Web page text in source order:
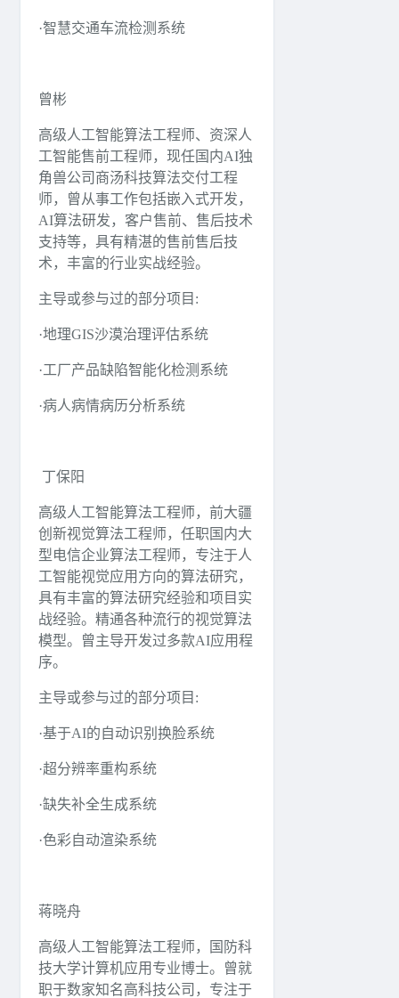
·智慧交通车流检测系统
曾彬
高级人工智能算法工程师、资深人
工智能售前工程师，现任国内AI独
角兽公司商汤科技算法交付工程
师，曾从事工作包括嵌入式开发，
AI算法研发，客户售前、售后技术
支持等，具有精湛的售前售后技
术，丰富的行业实战经验。
主导或参与过的部分项目:
·地理GIS沙漠治理评估系统
·工厂产品缺陷智能化检测系统
·病人病情病历分析系统
丁保阳
高级人工智能算法工程师，前大疆
创新视觉算法工程师，任职国内大
型电信企业算法工程师，专注于人
工智能视觉应用方向的算法研究，
具有丰富的算法研究经验和项目实
战经验。精通各种流行的视觉算法
模型。曾主导开发过多款AI应用程
序。
主导或参与过的部分项目:
·基于AI的自动识别换脸系统
·超分辨率重构系统
·缺失补全生成系统
·色彩自动渲染系统
蒋晓舟
高级人工智能算法工程师，国防科
技大学计算机应用专业博士。曾就
职于数家知名高科技公司，专注于